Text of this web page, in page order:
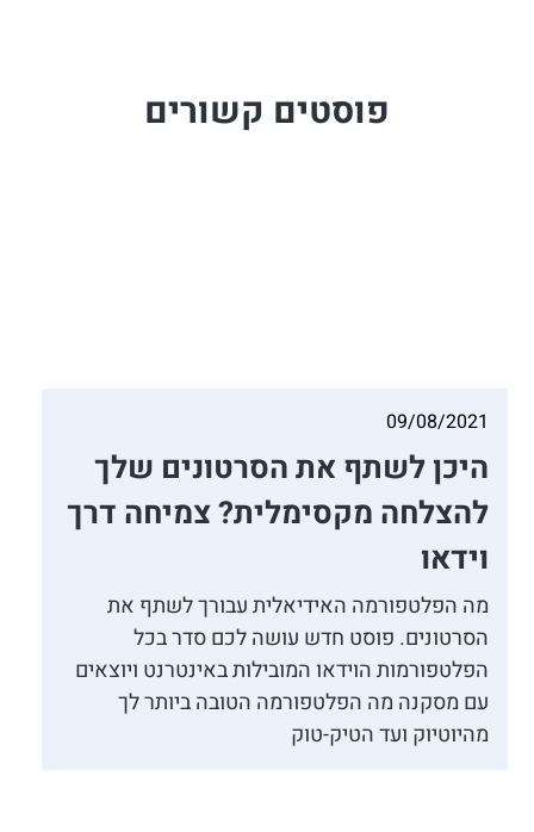
פוסטים קשורים
09/08/2021
היכן לשתף את הסרטונים שלך
להצלחה מקסימלית? צמיחה דרך
וידאו
מה הפלטפורמה האידיאלית עבורך לשתף את
הסרטונים. פוסט חדש עושה לכם סדר בכל
הפלטפורמות הוידאו המובילות באינטרנט ויוצאים
עם מסקנה מה הפלטפורמה הטובה ביותר לך
מהיוטיוק ועד הטיק-טוק